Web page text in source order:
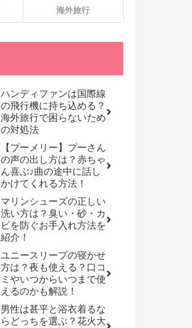
海外旅行
ハンディファンは国際線
の飛行機に持ち込める？
海外旅行で困らないため
の対処法
【プーメリー】プーさん
の声の出し方は？赤ちゃ
ん喜ぶ♪曲の途中に話し
かけてくれる方法！
マリンシューズの正しい
洗い方は？臭い・砂・カ
ビを防ぐお手入れ方法を
紹介！
ユニースリープの寝かせ
方は？夜も使える？口コ
ミやいつからいつまで使
えるのかも解説！
男性は甚平と浴衣着るな
らどっちを選ぶ？花火大